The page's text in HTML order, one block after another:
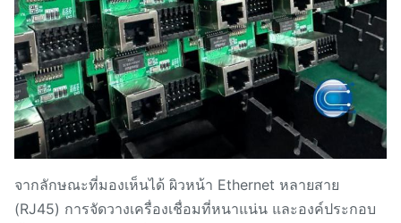
จากลักษณะที่มองเห็นได้ ผิวหน้า Ethernet หลายสาย
(RJ45) การจัดวางเครื่องเชื่อมที่หนาแน่น และองค์ประกอบ